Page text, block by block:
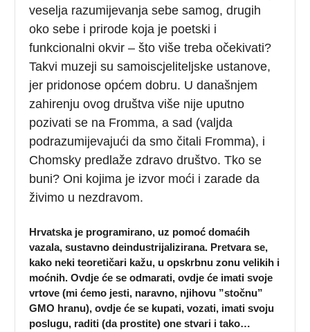
veselja razumijevanja sebe samog, drugih
oko sebe i prirode koja je poetski i
funkcionalni okvir – što više treba očekivati?
Takvi muzeji su samoiscjeliteljske ustanove,
jer pridonose općem dobru. U današnjem
zahirenju ovog društva više nije uputno
pozivati se na Fromma, a sad (valjda
podrazumijevajući da smo čitali Fromma), i
Chomsky predlaže zdravo društvo. Tko se
buni? Oni kojima je izvor moći i zarade da
živimo u nezdravom.
Hrvatska je programirano, uz pomoć domaćih
vazala, sustavno deindustrijalizirana. Pretvara se,
kako neki teoretičari kažu, u opskrbnu zonu velikih i
moćnih. Ovdje će se odmarati, ovdje će imati svoje
vrtove (mi ćemo jesti, naravno, njihovu ”stočnu”
GMO hranu), ovdje će se kupati, vozati, imati svoju
poslugu, raditi (da prostite) one stvari i tako…